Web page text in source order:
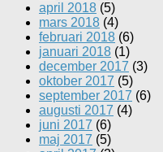
april 2018 (5)
mars 2018 (4)
februari 2018 (6)
januari 2018 (1)
december 2017 (3)
oktober 2017 (5)
september 2017 (6)
augusti 2017 (4)
juni 2017 (6)
maj 2017 (5)